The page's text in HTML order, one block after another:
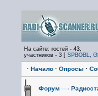
На сайте: гостей - 43,
участников - 3 [ SPBOBL,
· Начало · Опросы ·
Форум —›